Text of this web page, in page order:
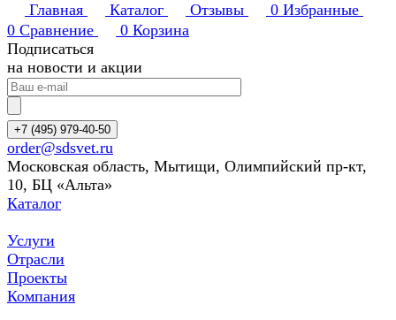
Главная Каталог Отзывы 0 Избранные
0 Сравнение 0 Корзина
Подписаться
на новости и акции
+7 (495) 979-40-50
order@sdsvet.ru
Московская область, Мытищи, Олимпийский пр-кт,
10, БЦ «Альта»
Каталог
Услуги
Отрасли
Проекты
Компания